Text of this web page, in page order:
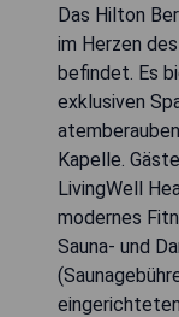
Das Hilton
im Herzen
befindet. Es
exklusiven
Kapelle.
LivingWell
modernes
Sauna- und